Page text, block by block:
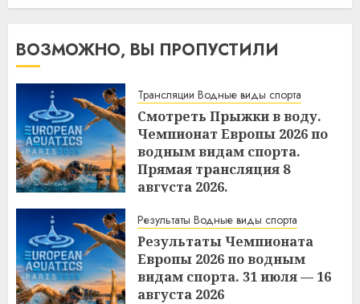
ВОЗМОЖНО, ВЫ ПРОПУСТИЛИ
Трансляции Водные виды спорта
Смотреть Прыжки в воду.
Чемпионат Европы 2026 по
водным видам спорта.
Прямая трансляция 8
августа 2026.
Результаты Водные виды спорта
Результаты Чемпионата
Европы 2026 по водным
видам спорта. 31 июля — 16
августа 2026